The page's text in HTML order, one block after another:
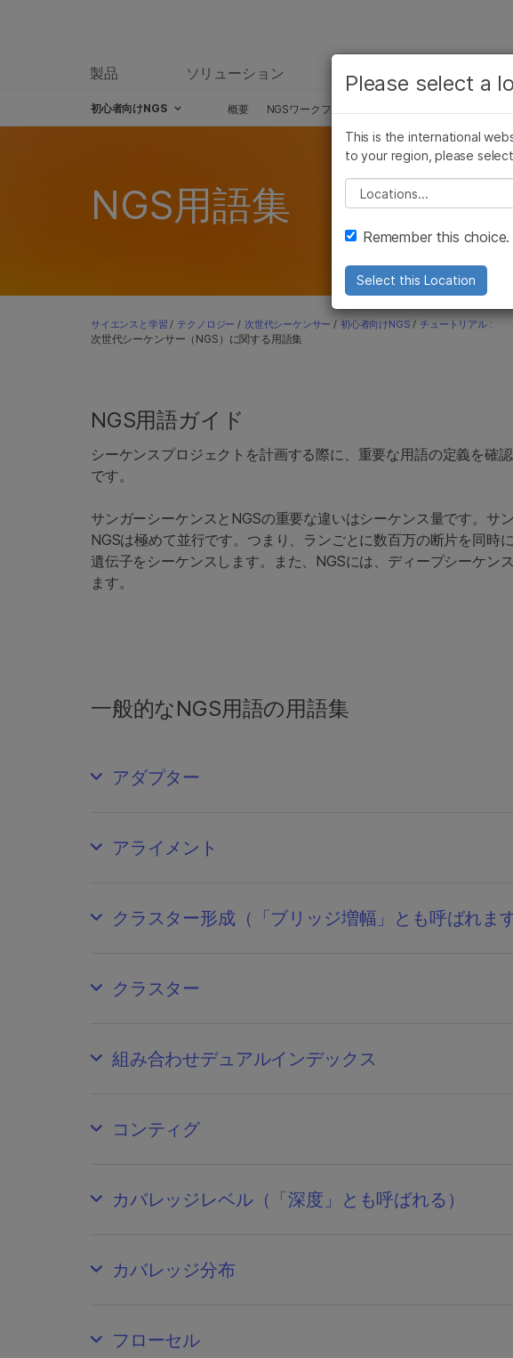
製品 ソリューション ラーニング 企
初心者向けNGS 概要 NGSワークフロー
次世代シーケンサー（NGS）に関する用語集
NGS用語集
サイエンスと学習 / テクノロジー / 次世代シーケンサー / 初心者向けNGS / チュートリアル :
NGS用語ガイド
シーケンスプロジェクトを計画する際に、重要な用語の定義を確
です。
サンガーシーケンスとNGSの重要な違いはシーケンス量です。サ
NGSは極めて並行です。つまり、ランごとに数百万の断片を同
遺伝子をシーケンスします。また、NGSには、ディープシーケン
ます。
一般的なNGS用語の用語集
アダプター
アライメント
クラスター形成（「ブリッジ増幅」とも呼ばれます
クラスター
組み合わせデュアルインデックス
コンティグ
カバレッジレベル（「深度」とも呼ばれる）
カバレッジ分布
フローセル
Please select a
This is the international
to your region, please
Please select a location
Remember this choice.
Select this Location
お気に入りの分
ツへのリンクが
がん研究
微生物研究
農学研究
複雑な疾患